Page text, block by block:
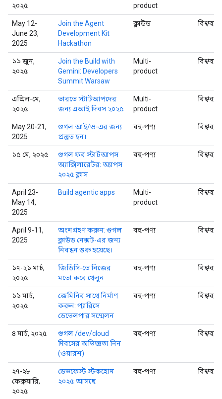
২০২৫
product
May 12-
June 23,
2025
Join the Agent
Development Kit
Hackathon
ক্লাউড
১১ জুন,
২০২৫
Join the Build with
Gemini: Developers
Summit Warsaw
Multi-
product
এপ্রিল-মে,
২০২৫
ভারতে স্টার্টআপদের
জন্য এআই দিবস ২০২৫
Multi-
product
May 20-21,
2025
গুগল আই/ও-এর জন্য
প্রস্তুত হন।
বহু-পণ্য
১৫ মে, ২০২৫
গুগল ফর স্টার্টআপস
অ্যাক্সিলারেটর: অ্যাপস
২০২৫ ক্লাস
বহু-পণ্য
April 23-
May 14,
2025
Build agentic apps
Multi-
product
April 9-11,
2025
অংশগ্রহণ করুন: গুগল
ক্লাউড নেক্সট-এর জন্য
নিবন্ধন শুরু হয়েছে।
বহু-পণ্য
১৭-২১ মার্চ,
২০২৫
জিডিসি-তে নিজের
মতো করে খেলুন
বহু-পণ্য
১১ মার্চ,
২০২৫
জেমিনির সাথে নির্মাণ
করুন: প্যারিসে
ডেভেলপার সম্মেলন
বহু-পণ্য
৪ মার্চ, ২০২৫
গুগল /dev/cloud
দিবসের অভিজ্ঞতা নিন
(ওয়ারশ)
বহু-পণ্য
২৭-২৮
ফেব্রুয়ারি,
২০২৫
ডেভফেস্ট স্টকহোম
২০২৫ আসছে
বহু-পণ্য